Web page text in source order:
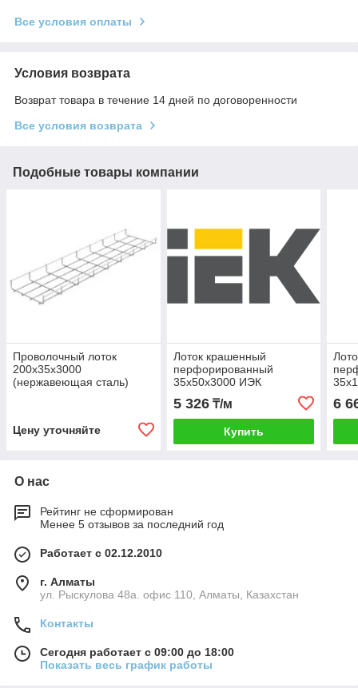
Все условия оплаты
Условия возврата
Возврат товара в течение 14 дней по договоренности
Все условия возврата
Подобные товары компании
Проволочный лоток
200х35х3000
(нержавеющая сталь)
Цену уточняйте
Лоток крашенный
перфорированный
35х50х3000 ИЭК
5 326₸/м
Купить
6
О нас
Рейтинг не сформирован
Менее 5 отзывов за последний год
Работает с 02.12.2010
г. Алматы
ул. Рыскулова 48а. офис 110, Алматы, Казахстан
Контакты
Сегодня работает с 09:00 до 18:00
Показать весь график работы